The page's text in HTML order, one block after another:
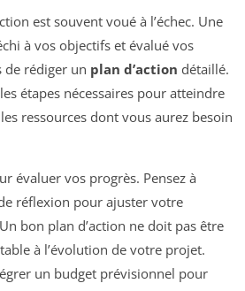
est souvent voué à l’échec. Une
à vos objectifs et évalué vos
de rédiger un plan d’action détaillé.
étapes nécessaires pour atteindre
ressources dont vous aurez besoin
évaluer vos progrès. Pensez à
réflexion pour ajuster votre
bon plan d’action ne doit pas être
à l’évolution de votre projet.
un budget prévisionnel pour